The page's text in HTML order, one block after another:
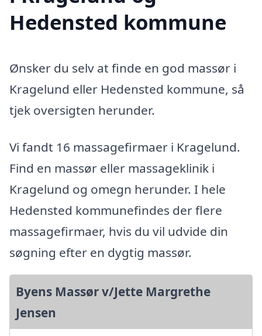
Hedensted kommune
Ønsker du selv at finde en god massør i
Kragelund eller Hedensted kommune, så
tjek oversigten herunder.
Vi fandt 16 massagefirmaer i Kragelund.
Find en massør eller massageklinik i
Kragelund og omegn herunder. I hele
Hedensted kommunefindes der flere
massagefirmaer, hvis du vil udvide din
søgning efter en dygtig massør.
Byens Massør v/Jette Margrethe
Jensen